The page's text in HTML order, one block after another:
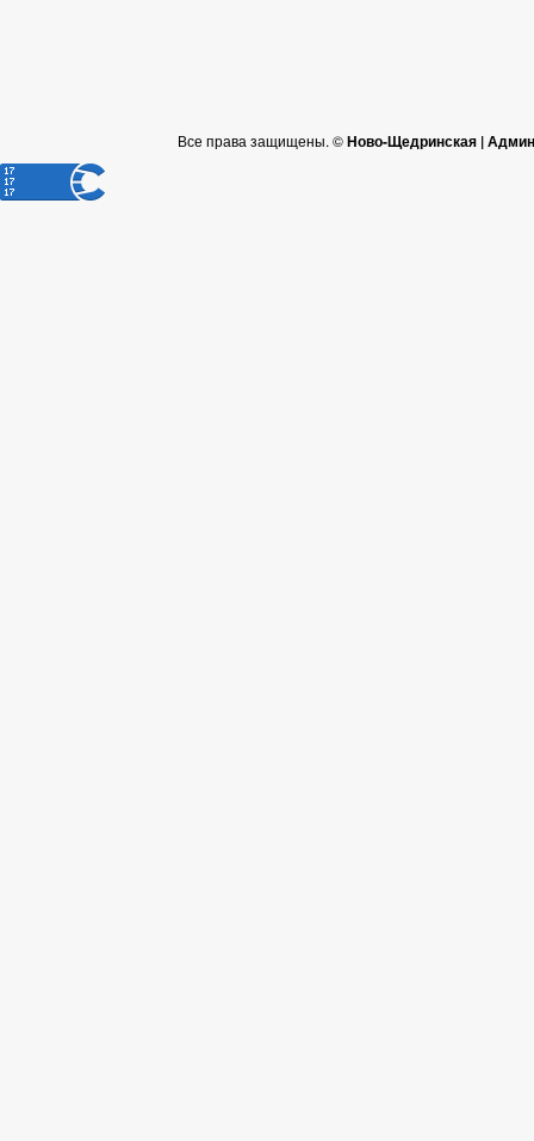
Все права защищены. ©Ново-Щедринская |